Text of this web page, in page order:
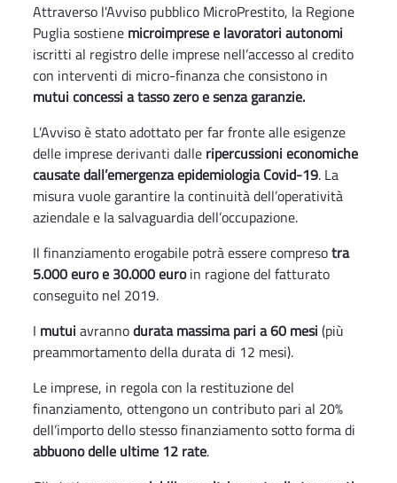
Attraverso l'Avviso pubblico MicroPrestito, la Regione
Puglia sostiene microimprese e lavoratori autonomi
iscritti al registro delle imprese nell’accesso al credito
con interventi di micro-finanza che consistono in
mutui concessi a tasso zero e senza garanzie.
L’Avviso è stato adottato per far fronte alle esigenze
delle imprese derivanti dalle ripercussioni economiche
causate dall’emergenza epidemiologia Covid-19. La
misura vuole garantire la continuità dell’operatività
aziendale e la salvaguardia dell’occupazione.
Il finanziamento erogabile potrà essere compresotra
5.000 euro e 30.000 euroin ragione del fatturato
conseguito nel 2019.
I mutui avrannodurata massima pari a 60 mesi (più
preammortamento della durata di 12 mesi).
Le imprese, in regola con la restituzione del
finanziamento, ottengono un contributo pari al 20%
dell’importo dello stesso finanziamento sotto forma di
abbuono delle ultime 12 rate.